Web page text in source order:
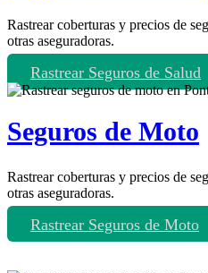
Rastrear coberturas y precios de
otras aseguradoras.
Rastrear Seguros de Salud
Seguros de Moto
Rastrear coberturas y precios de
otras aseguradoras.
Rastrear Seguros de Moto